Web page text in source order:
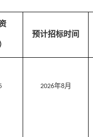
预计招标时间
2026年8月